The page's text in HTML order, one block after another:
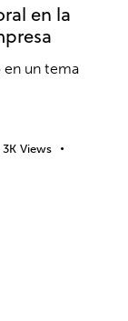
en la
en un tema
3K Views